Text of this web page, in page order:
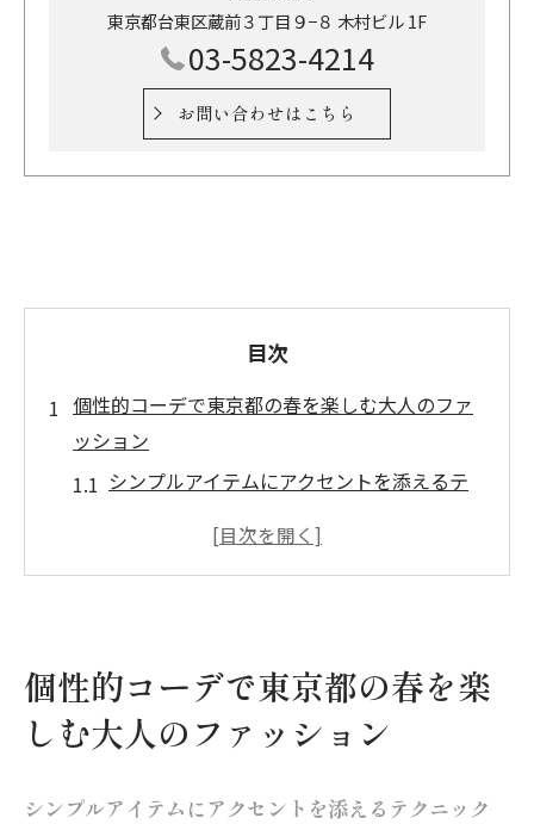
東京都台東区蔵前３丁目９−８ 木村ビル 1F
03-5823-4214
お問い合わせはこちら
目次
個性的コーデで東京都の春を楽しむ大人のファ
ッション
シンプルアイテムにアクセントを添えるテ
大胆なカラー選びで魅せる春の個性
ング
アクセサリーで個性派コーデを完成させる
方法
個性的コーデで東京都の春を楽
しむ大人のファッション
シンプルアイテムにアクセントを添えるテクニック